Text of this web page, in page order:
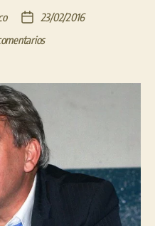
Fecha
de
23/02/2016
en
«O
tiene
el
valor
hay